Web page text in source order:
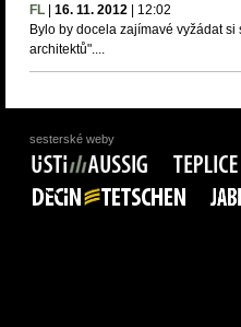
FL 16. 11. 2012 12:02
Bylo by docela zajímavé vyžádat
architektů"....
sesterské weby